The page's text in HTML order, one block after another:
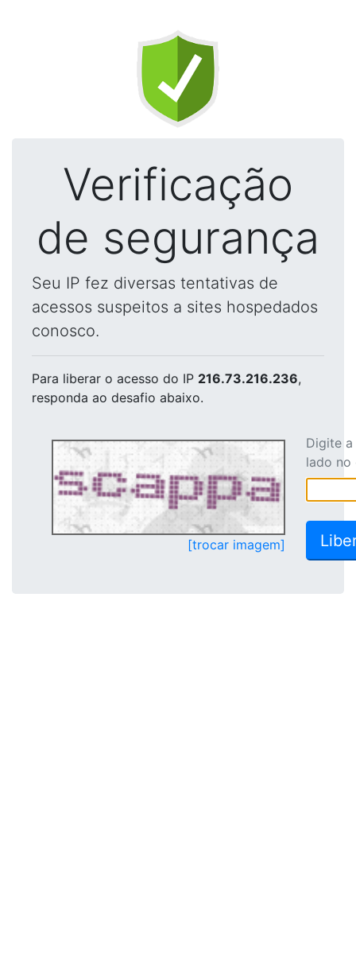
Verificação
de segurança
Seu IP fez diversas tentativas de
acessos suspeitos a sites hospedados
conosco.
Para liberar o acesso do IP 216.73.216.236,
responda ao desafio abaixo.
[trocar imagem]
Digite
lado no